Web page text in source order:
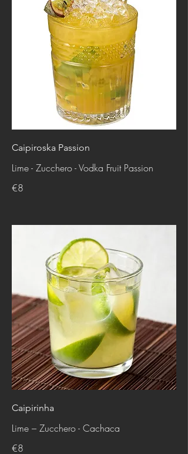
Caipiroska Passion
Lime - Zucchero - Vodka Fruit Passion
€8
Caipirinha
Lime – Zucchero - Cachaca
€8